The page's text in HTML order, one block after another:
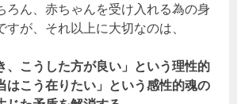
ろん、赤ちゃんを受け入れる為の身
が、それ以上に大切なのは、
、こうした方が良い」という理性的
はこう在りたい」という感性的魂の